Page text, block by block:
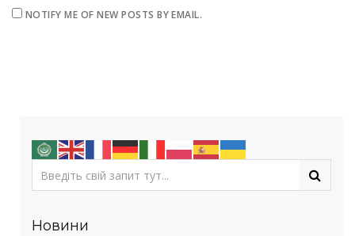
NOTIFY ME OF NEW POSTS BY EMAIL.
Новини